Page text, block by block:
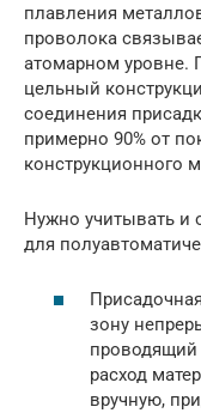
плавления
проволока
атомарном уровне.
цельный
соединения
примерно 90% от
конструкционного
Нужно учитывать и
для
зону
проводящий
расход
вручную,